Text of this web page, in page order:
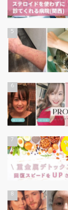
5
6
7
8